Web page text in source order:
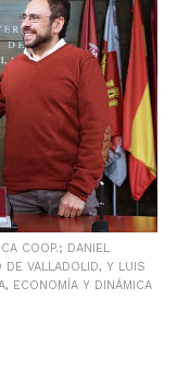
COOP.; DANIEL
VALLADOLID, Y LUIS
ECONOMÍA Y DINÁMICA